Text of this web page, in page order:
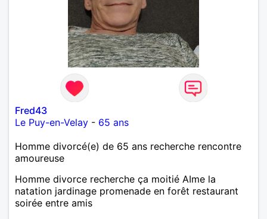
Fred43
Le Puy-en-Velay - 65 ans
Homme divorcé(e) de 65 ans recherche rencontre
amoureuse
Homme divorce recherche ça moitié AIme la
natation jardinage promenade en forêt restaurant
soirée entre amis